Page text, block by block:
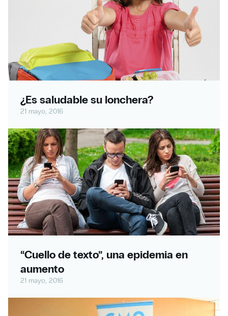
¿Es saludable su lonchera?
21 mayo, 2016
“Cuello de texto”, una epidemia en
aumento
21 mayo, 2016